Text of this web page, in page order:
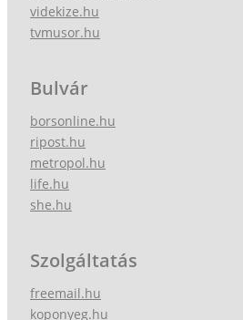
videkize.hu
tvmusor.hu
Bulvár
borsonline.hu
ripost.hu
metropol.hu
life.hu
she.hu
Szolgáltatás
freemail.hu
koponyeg.hu